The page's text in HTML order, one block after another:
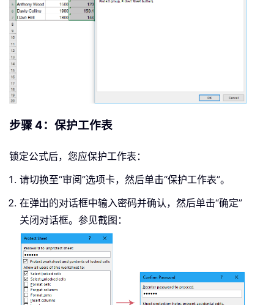
步骤 4：保护工作表
锁定公式后，您应保护工作表：
请切换至“审阅”选项卡，然后单击“保护工作表”。
在弹出的对话框中输入密码并确认，然后单击“确定”
关闭对话框。参见截图：